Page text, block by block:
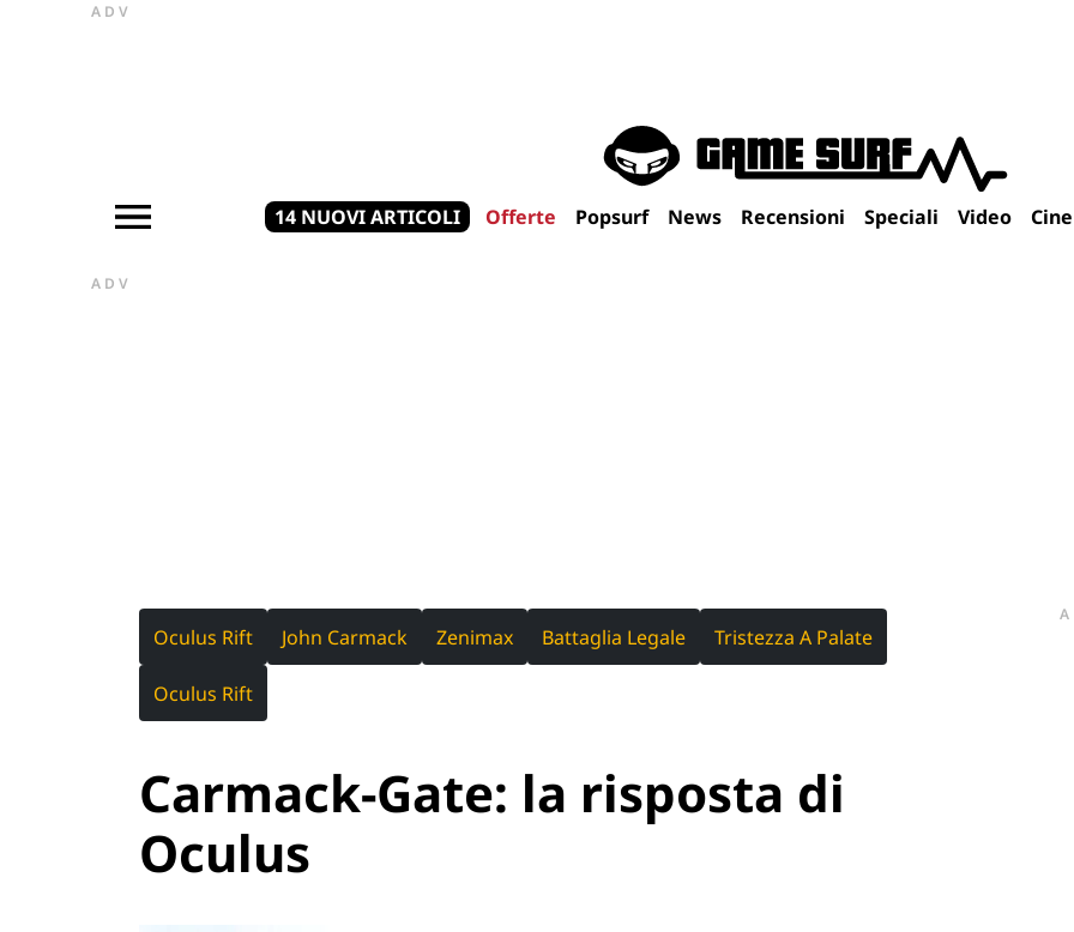
ADV
14 NUOVI ARTICOLI Offerte Popsurf News Recensioni Speciali Video
ADV
Oculus Rift John Carmack Zenimax Battaglia Legale Tristezza A Palate
Oculus Rift
Carmack-Gate: la risposta di
Oculus